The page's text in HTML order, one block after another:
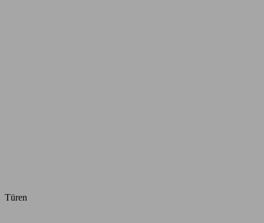
Türen